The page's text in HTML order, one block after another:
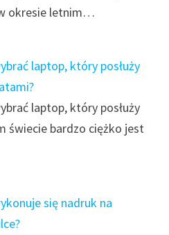
okresie letnim…
laptop, który posłuży
laptop, który posłuży
świecie bardzo ciężko jest
się nadruk na